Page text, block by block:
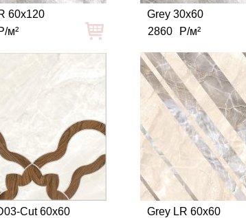
60x120
м²
Grey 30x60
2860
Р/м²
Cut 60x60
Grey LR 60x60